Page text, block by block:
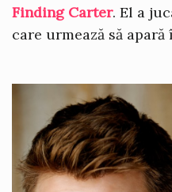
Finding Carter. El a
care urmează să